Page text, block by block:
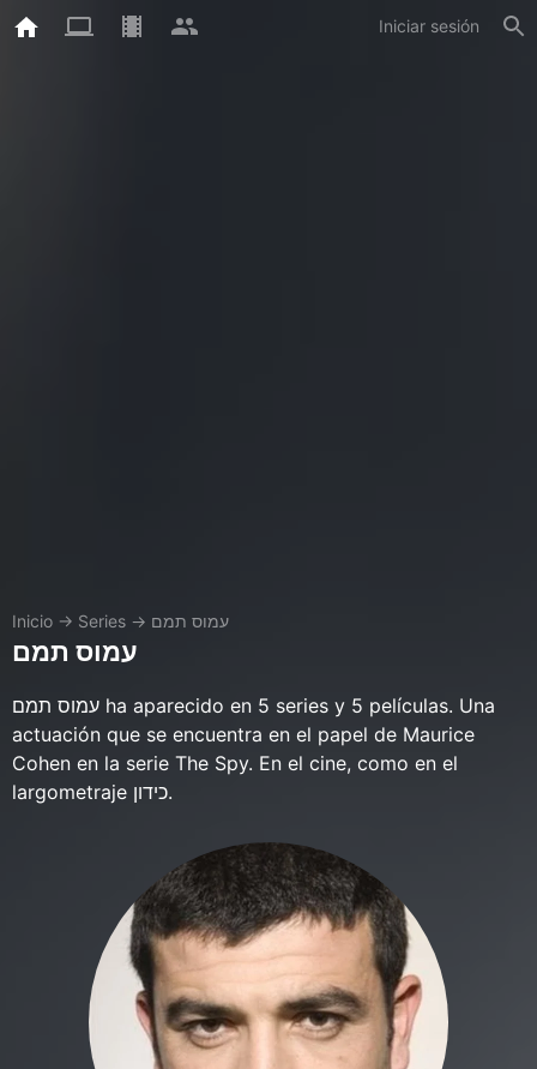
Iniciar sesión
Inicio → Series → עמוס תמם
עמוס תמם
עמוס תמם ha aparecido en 5 series y 5 películas. Una
actuación que se encuentra en el papel de Maurice
Cohen en la serie The Spy. En el cine, como en el
largometraje כידון.